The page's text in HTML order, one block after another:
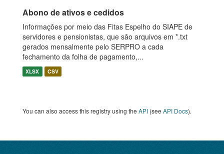
Abono de ativos e cedidos
Informações por meio das Fitas Espelho do SIAPE de
servidores e pensionistas, que são arquivos em *.txt
gerados mensalmente pelo SERPRO a cada
fechamento da folha de pagamento,...
XLSX CSV
You can also access this registry using the API (see API Docs).